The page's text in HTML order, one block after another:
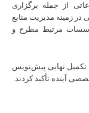
از جمله برگزاری
زمینه مدیریت منابع
مرتبط مطرح و
تکمیل نهایی پیش‌نویس
آینده تأکید کردند.